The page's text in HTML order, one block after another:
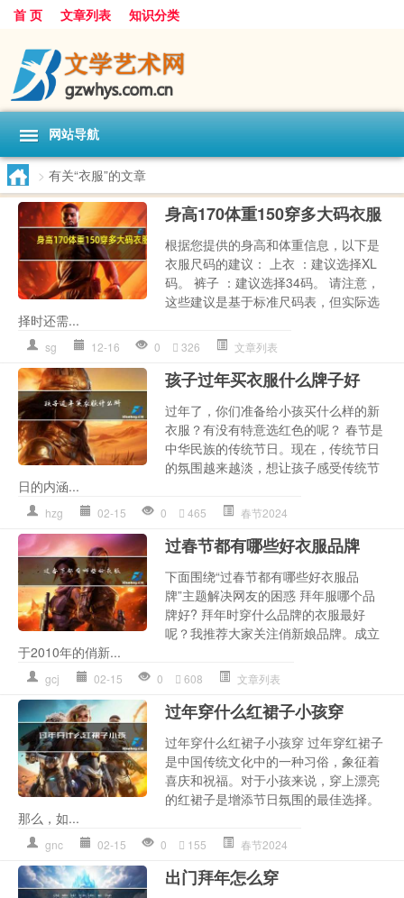
首 页 文章列表 知识分类
网站导航
> 有关“衣服”的文章
身高170体重150穿多大码衣服
根据您提供的身高和体重信息，以下是
衣服尺码的建议： 上衣 ：建议选择XL
码。 裤子 ：建议选择34码。 请注意，
这些建议是基于标准尺码表，但实际选
择时还需...
sg 12-16 0 326 文章列表
孩子过年买衣服什么牌子好
过年了，你们准备给小孩买什么样的新
衣服？有没有特意选红色的呢？ 春节是
中华民族的传统节日。现在，传统节日
的氛围越来越淡，想让孩子感受传统节
日的内涵...
hzg 02-15 0 465 春节2024
过春节都有哪些好衣服品牌
下面围绕“过春节都有哪些好衣服品
牌”主题解决网友的困惑 拜年服哪个品
牌好? 拜年时穿什么品牌的衣服最好
呢？我推荐大家关注俏新娘品牌。成立
于2010年的俏新...
gcj 02-15 0 608 文章列表
过年穿什么红裙子小孩穿
过年穿什么红裙子小孩穿 过年穿红裙子
是中国传统文化中的一种习俗，象征着
喜庆和祝福。对于小孩来说，穿上漂亮
的红裙子是增添节日氛围的最佳选择。
那么，如...
gnc 02-15 0 155 春节2024
出门拜年怎么穿